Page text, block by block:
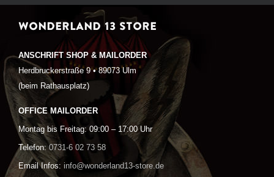
WONDERLAND 13 STORE
ANSCHRIFT SHOP & MAILORDER
Herdbruckerstraße 9 • 89073 Ulm
(beim Rathausplatz)
OFFICE MAILORDER
Montag bis Freitag: 09:00 – 17:00 Uhr
Telefon: 0731-6 02 73 58
Email Infos: info@wonderland13-store.de